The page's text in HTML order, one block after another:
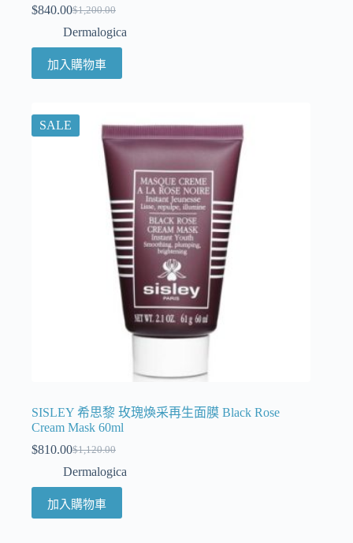
$1,200.00
$840.00
Dermalogica
加入購物車
SALE
SISLEY 希思黎 玫瑰煥采再生面膜 Black Rose
Cream Mask 60ml
$1,120.00
$810.00
Dermalogica
加入購物車